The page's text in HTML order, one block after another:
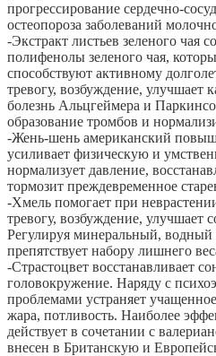
прогрессирование сердечно-
остеопороза заболеваний
-Экстракт листьев зеленого чая
полифенолы зеленого чая,
способствуют активному
тревогу, возбуждение, улучшает
болезнь Альцгеймера и
образование тромбов и
-Жень-шень американский
усиливает физическую и
нормализует давление,
тормозит преждевременное
-Хмель помогает при
тревогу, возбуждение, улучшает
Регулируя минеральный,
препятствует набору лишнего
-Страстоцвет восстанавливает
головокружение. Наряду с
проблемами устраняет
жара, потливость. Наиболее
действует в сочетании с
внесен в Британскую и